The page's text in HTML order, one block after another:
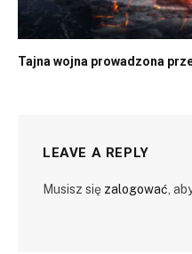
Tajna wojna prowadzona
LEAVE A REPLY
Musisz się zalogować ,